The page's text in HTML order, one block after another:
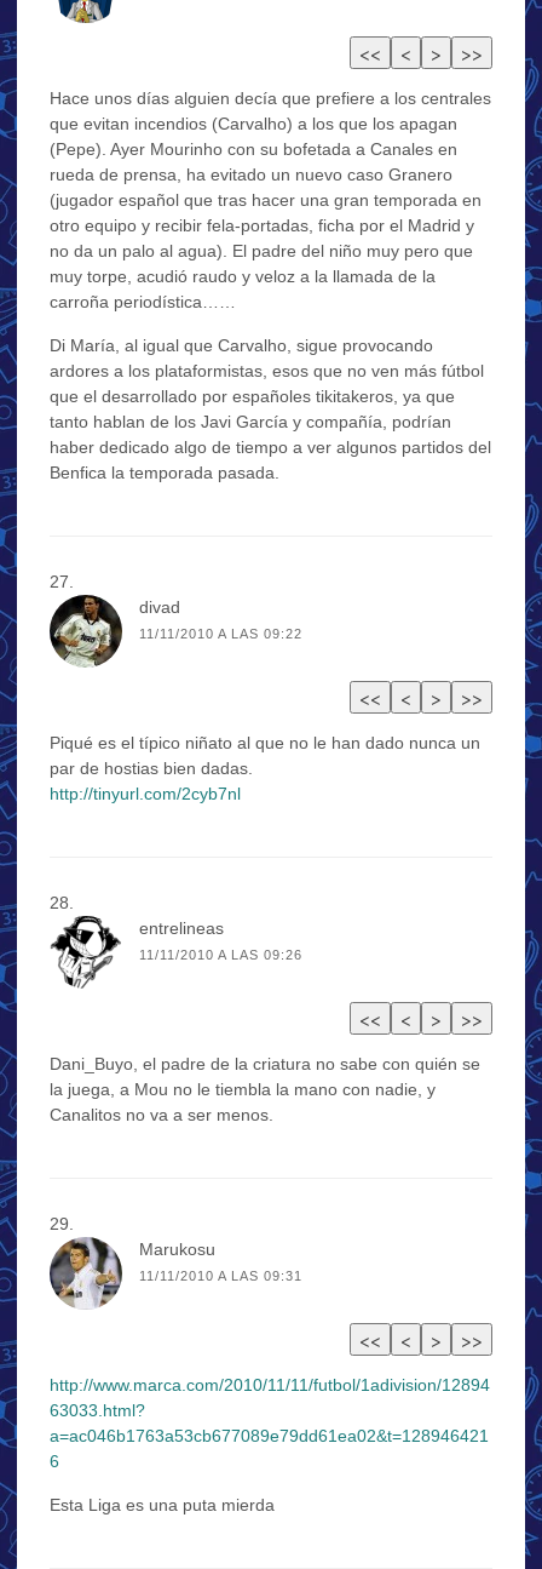
Hace unos días alguien decía que prefiere a los centrales
que evitan incendios (Carvalho) a los que los apagan
(Pepe). Ayer Mourinho con su bofetada a Canales en
rueda de prensa, ha evitado un nuevo caso Granero
(jugador español que tras hacer una gran temporada en
otro equipo y recibir fela-portadas, ficha por el Madrid y
no da un palo al agua). El padre del niño muy pero que
muy torpe, acudió raudo y veloz a la llamada de la
carroña periodística……
Di María, al igual que Carvalho, sigue provocando
ardores a los plataformistas, esos que no ven más fútbol
que el desarrollado por españoles tikitakeros, ya que
tanto hablan de los Javi García y compañía, podrían
haber dedicado algo de tiempo a ver algunos partidos del
Benfica la temporada pasada.
divad
11/11/2010 A LAS 09:22
Piqué es el típico niñato al que no le han dado nunca un
par de hostias bien dadas.
http://tinyurl.com/2cyb7nl
entrelineas
11/11/2010 A LAS 09:26
Dani_Buyo, el padre de la criatura no sabe con quién se
la juega, a Mou no le tiembla la mano con nadie, y
Canalitos no va a ser menos.
Marukosu
11/11/2010 A LAS 09:31
http://www.marca.com/2010/11/11/futbol/1adivision/12894
63033.html?
a=ac046b1763a53cb677089e79dd61ea02&t=128946421
6
Esta Liga es una puta mierda